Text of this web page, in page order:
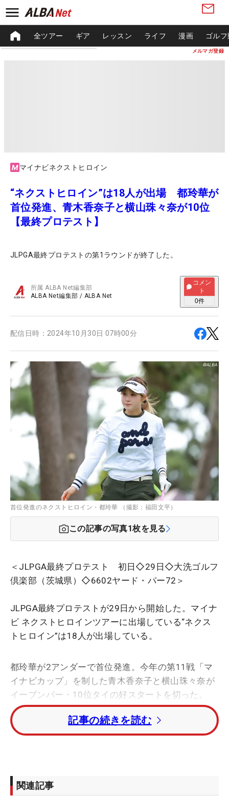
メルマガ登録
全ツアー ギア レッスン ライフ 漫画 ゴル
マイナビネクストヒロイン
“ネクストヒロイン”は18人が出場 都玲華が
首位発進、青木香奈子と横山珠々奈が10位
【最終プロテスト】
JLPGA最終プロテストの第1ラウンドが終了した。
所属ALBA Net編集部
ALBA Net編集部 / ALBA Net
コメン
ト
0件
配信日時： 2024年10月30日 07時00分
首位発進のネクストヒロイン・都玲華 （撮影：福田文平）
この記事の写真1枚を見る
＜JLPGA最終プロテスト 初日◇29日◇大洗ゴルフ
倶楽部（茨城県）◇6602ヤード・パー72＞
JLPGA最終プロテストが29日から開始した。マイナ
ビ ネクストヒロインツアーに出場している“ネクス
トヒロイン”は18人が出場している。
都玲華が2アンダーで首位発進。今年の第11戦「マ
イナビカップ」を制した青木香奈子と横山珠々奈が
イーブンパー・10位タイの好スタートを切った。
今季1勝の早川夏未、山口すず夏、古家翔香、金城
茉奈が1オーバー・22位タイ。ツアープロとの対抗
が2オーバー・36位タイにつけている。
記事の続きを読む
関連記事